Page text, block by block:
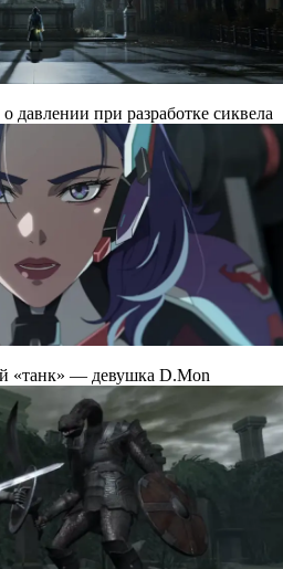
давлении при разработке сиквела
«танк» — девушка D.Mon